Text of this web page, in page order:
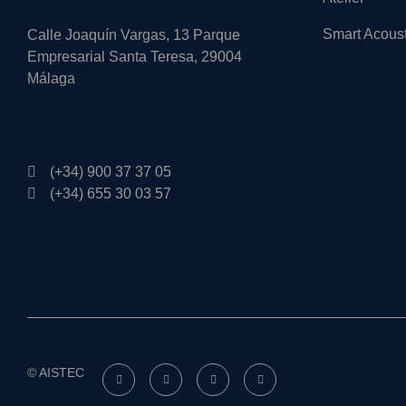
Calle Joaquín Vargas, 13 Parque
Empresarial Santa Teresa, 29004
Málaga
(+34) 900 37 37 05
(+34) 655 30 03 57
Smart
© AISTEC